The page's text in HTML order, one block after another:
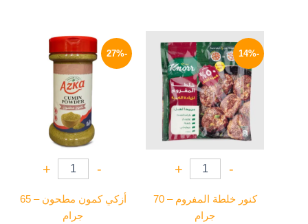
-14%
-
+
كنور خلطة المفروم – 70
جرام
الأصلي
هو:
21 EGP.
الحالي
هو:
18 EGP.
-27%
-
+
أزكي كمون مطحون – 65
جرام
السعر
الأصلي
هو:
130 EGP.
السعر
هو:
95 EGP.